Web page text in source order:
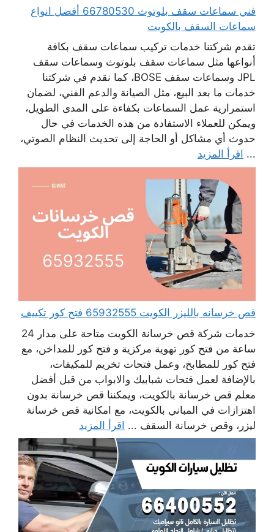
فني سماعات سقف بلوتوث 66780530 أفضل انواع
سماعات السقف بالكويت
تقدم شركتنا خدمات تركيب سماعات سقف بكافة
أنواعها مثل سماعات سقف بلوتوث وسماعات سقف
JPL وسماعات سقف BOSE، كما نقدم في شركتنا
خدمات ما بعد البيع، مثل الصيانة والدعم الفني، لضمان
استمرارية عمل السماعات بكفاءة على المدى الطويل،
ويمكن للعملاء الاستفادة من هذه الخدمات في حال
حدوث أي مشاكل أو الحاجة إلى تحديث النظام الصوتي،
... اقرأ المزيد
قص خرسانه بالليزر الكويت 65932555 فتح كور تكييف
خدمات شركة قص خرسانة الكويت متاحة على مدار 24
ساعة من فتح كور تهوية مركزية و فتح كور للمداخن، مع
فتح كور للمطابخ، وعمل فتحات تخريم للمكيفات،
بالإضافة لعمل فتحات شبابيك والابواب من قبل أفضل
معلم قص خرسانة بالكويت، ويمكننا قص خرسانة بدون
اهتزازات في المباني بالكويت، مع امكانية قص خرسانة
ليزر، وقص خرسانة السقف ... اقرأ المزيد